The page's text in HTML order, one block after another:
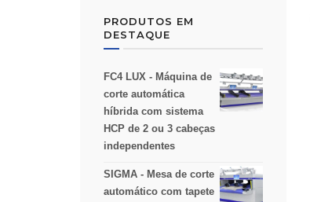
PRODUTOS EM
DESTAQUE
FC4 LUX - Máquina de
corte automática
híbrida com sistema
HCP de 2 ou 3 cabeças
independentes
SIGMA - Mesa de corte
automático com tapete